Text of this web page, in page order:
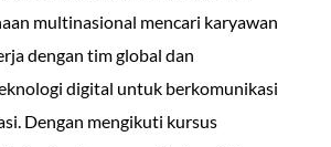
multinasional mencari karyawan
dengan tim global dan
digital untuk berkomunikasi
Dengan mengikuti kursus